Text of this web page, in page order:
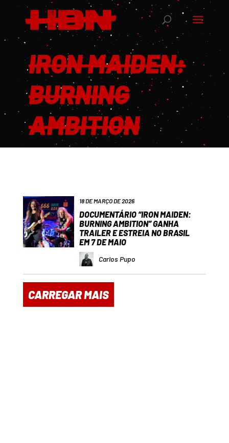
IRON MAIDEN:
BURNING
AMBITION
18 DE MARÇO DE 2026
DOCUMENTÁRIO “IRON MAIDEN:
BURNING AMBITION” GANHA
TRAILER E ESTREIA NO BRASIL
EM 7 DE MAIO
Carlos Pupo
CARREGAR MAIS